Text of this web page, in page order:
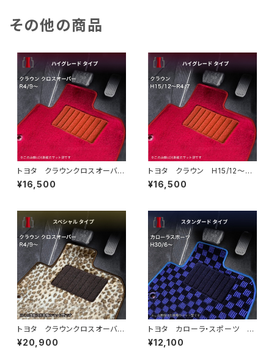
その他の商品
トヨタ クラウンクロスオーバ
ー R4/9〜 TZSH35/AZSH
35 フロアマット一式 カーマ
¥16,500
トヨタ クラウン H15/12〜R
4/7 180・200・210・220系
フロアマット一式 カーマット
¥16,500
トヨタ クラウンクロスオーバ
ー R4/9〜 TZSH35/AZSH
35 フロアマット一式 カーマ
¥20,900
トヨタ カローラ・スポーツ H
30/6〜 210系 フロアマット
一式 カーマット スタンダード
¥12,100